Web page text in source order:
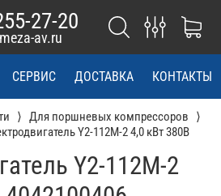
СЕРВИС ДОСТАВКА КОНТАКТЫ
27-20
av.ru
Для поршневых компрессоров
Y2-112M-2 4,0 кВт 380В
Y2-112M-2